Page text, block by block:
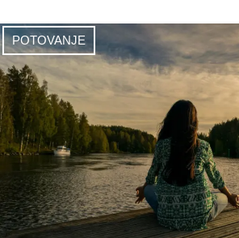
POTOVANJE